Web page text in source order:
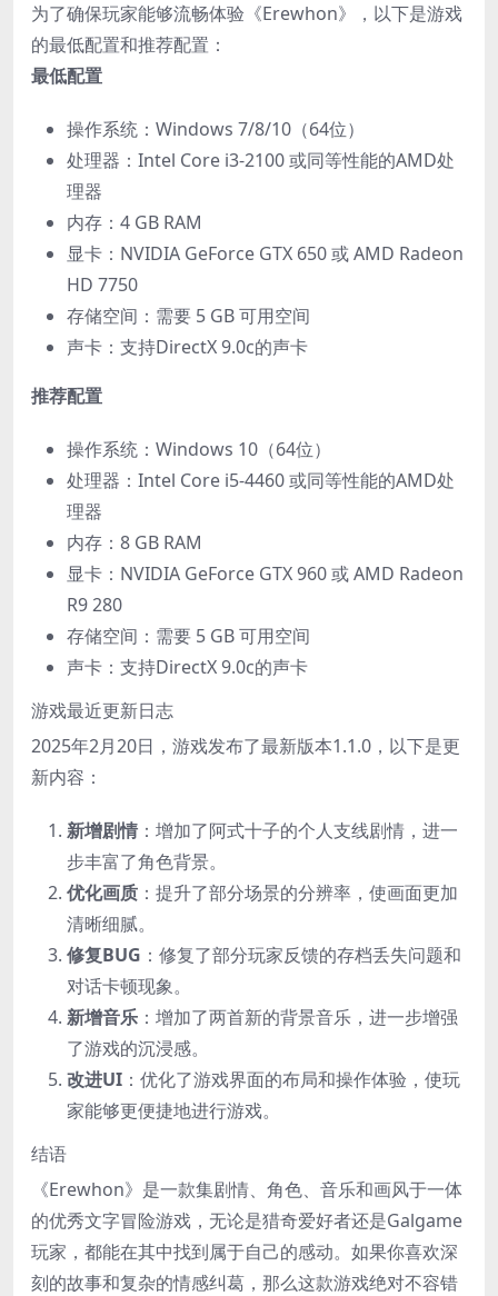
为了确保玩家能够流畅体验《Erewhon》，以下是游戏
的最低配置和推荐配置：
最低配置
操作系统：Windows 7/8/10（64位）
处理器：Intel Core i3-2100 或同等性能的AMD处
理器
内存：4 GB RAM
显卡：NVIDIA GeForce GTX 650 或 AMD Radeon
HD 7750
存储空间：需要 5 GB 可用空间
声卡：支持DirectX 9.0c的声卡
推荐配置
操作系统：Windows 10（64位）
处理器：Intel Core i5-4460 或同等性能的AMD处
理器
内存：8 GB RAM
显卡：NVIDIA GeForce GTX 960 或 AMD Radeon
R9 280
存储空间：需要 5 GB 可用空间
声卡：支持DirectX 9.0c的声卡
游戏最近更新日志
2025年2月20日，游戏发布了最新版本1.1.0，以下是更
新内容：
新增剧情 ：增加了阿式十子的个人支线剧情，进一
步丰富了角色背景。
优化画质 ：提升了部分场景的分辨率，使画面更加
清晰细腻。
修复BUG ：修复了部分玩家反馈的存档丢失问题和
对话卡顿现象。
新增音乐 ：增加了两首新的背景音乐，进一步增强
了游戏的沉浸感。
改进UI ：优化了游戏界面的布局和操作体验，使玩
家能够更便捷地进行游戏。
结语
《Erewhon》是一款集剧情、角色、音乐和画风于一体
的优秀文字冒险游戏，无论是猎奇爱好者还是Galgame
玩家，都能在其中找到属于自己的感动。如果你喜欢深
刻的故事和复杂的情感纠葛，那么这款游戏绝对不容错